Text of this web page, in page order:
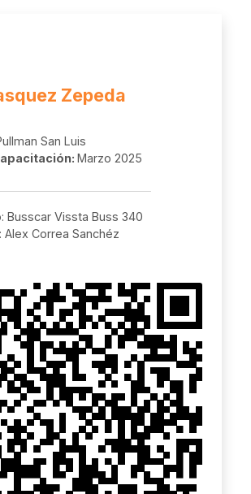
Zepeda
San Luis
Marzo 2025
Busscar Vissta Buss 340
Alex Correa Sanchéz